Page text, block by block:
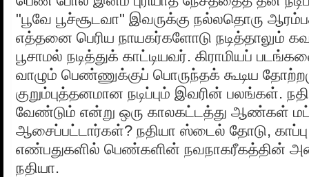
"பூவே பூச்சூடவா" இவருக்கு நல்லதொரு
எத்தனை பெரிய நாயகர்களோடு நடித்தாலும்
பூசாமல் நடித்துக் காட்டியவர். கிராமியப்
வாழும் பெண்ணுக்குப் பொருந்தக் கூடிய
குறும்புத்தனமான நடிப்பும் இவரின் பலங்கள்.
வேண்டும் என்று ஒரு காலகட்டத்து ஆண்கள்
ஆசைப்பட்டார்கள்? நதியா ஸ்டைல் தோடு,
எண்பதுகளில் பெண்களின் நவநாகரீகத்தின்
நதியா.